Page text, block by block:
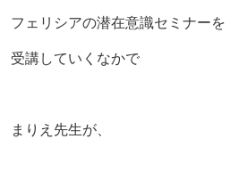
フェリシアの潜在意識セミナーを
受講していくなかで
まりえ先生が、